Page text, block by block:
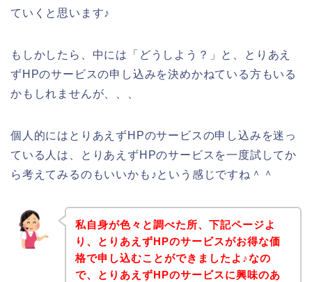
ていくと思います♪
もしかしたら、中には「どうしよう？」と、とりあえ
ずHPのサービスの申し込みを決めかねている方もいる
かもしれませんが、、、
個人的にはとりあえずHPのサービスの申し込みを迷っ
ている人は、とりあえずHPのサービスを一度試してか
ら考えてみるのもいいかも♪という感じですね＾＾
私自身が色々と調べた所、下記ページよ
り、とりあえずHPのサービスがお得な価
格で申し込むことができましたよ♪なの
で、とりあえずHPのサービスに興味のあ